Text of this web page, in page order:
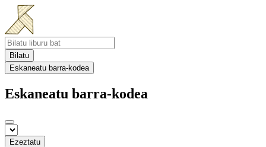
Bilatu
Eskaneatu barra-kodea
Eskaneatu barra-kodea
Ezeztatu